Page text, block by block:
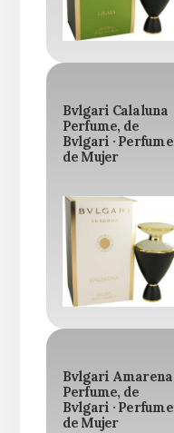
Bvlgari Calaluna
Perfume, de
Bvlgari · Perfume
de Mujer
Bvlgari Amarena
Perfume, de
Bvlgari · Perfume
de Mujer